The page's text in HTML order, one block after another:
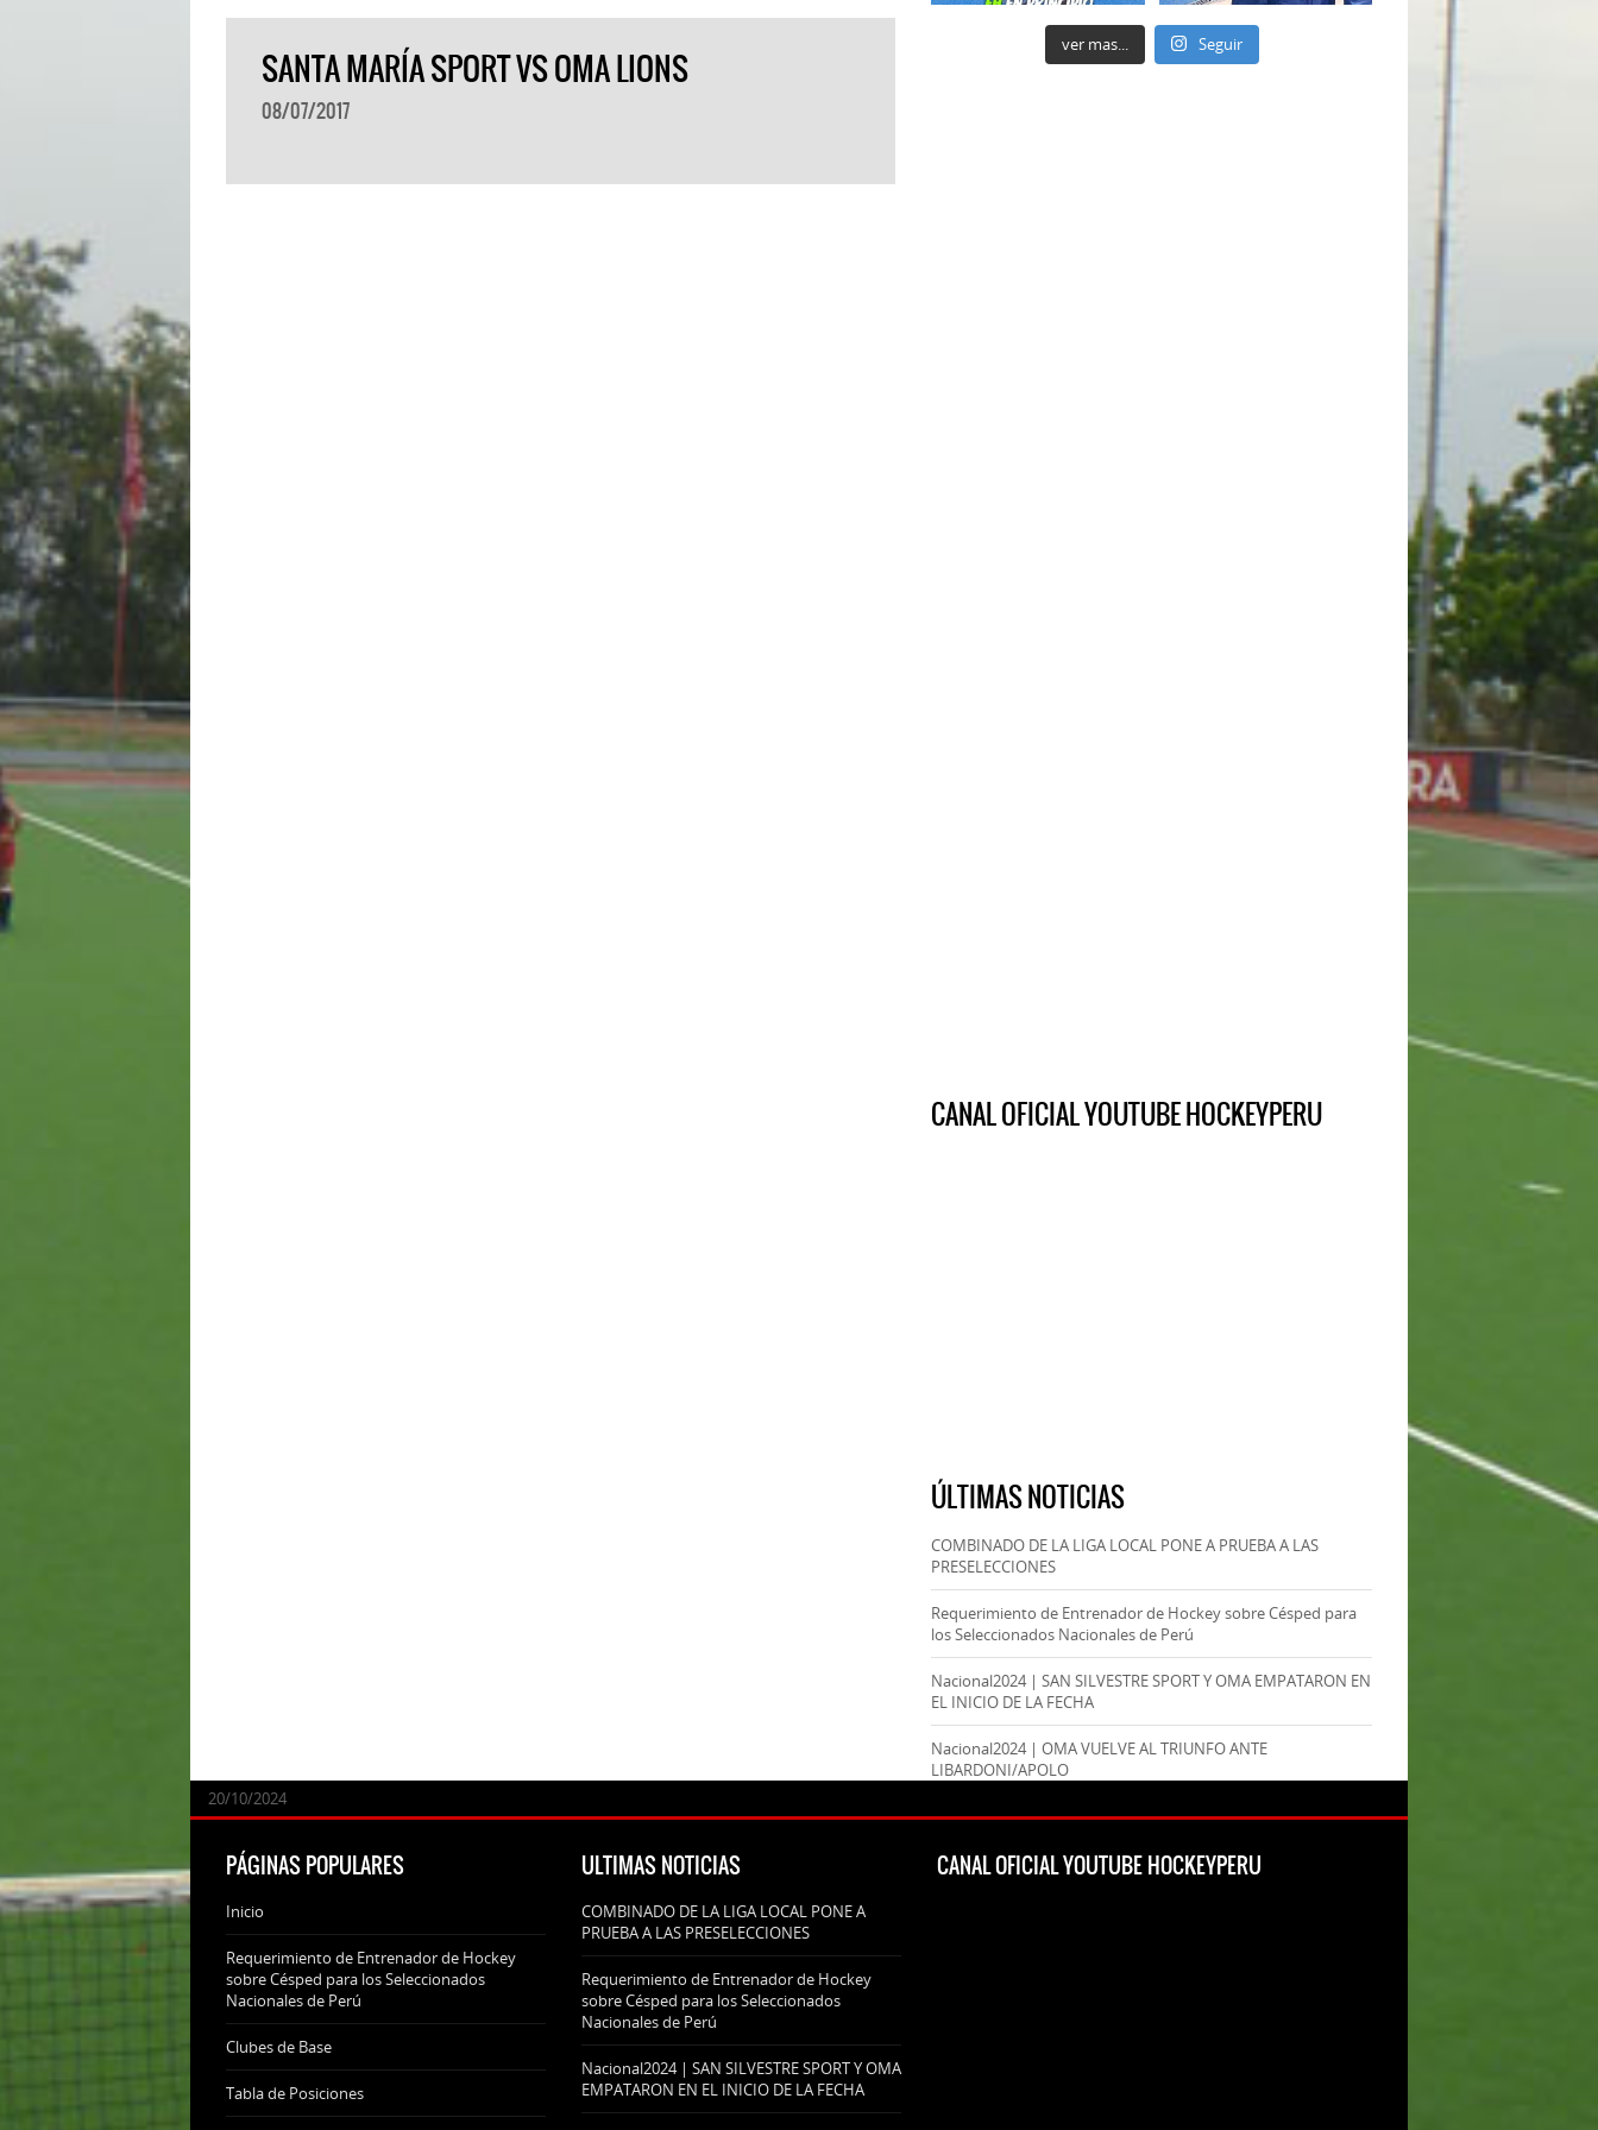
SANTA MARÍA SPORT VS OMA LIONS
08/07/2017
ver mas... Seguir
CANAL OFICIAL YOUTUBE HOCKEYPERU
ÚLTIMAS NOTICIAS
COMBINADO DE LA LIGA LOCAL PONE A PRUEBA A LAS
PRESELECCIONES
24/09/2025
Requerimiento de Entrenador de Hockey sobre Césped para
los Seleccionados Nacionales de Perú
07/11/2024
Nacional2024 | SAN SILVESTRE SPORT Y OMA EMPATARON EN
EL INICIO DE LA FECHA
20/10/2024
Nacional2024 | OMA VUELVE AL TRIUNFO ANTE
LIBARDONI/APOLO
20/10/2024
PÁGINAS POPULARES
Inicio
Requerimiento de Entrenador de Hockey
sobre Césped para los Seleccionados
Nacionales de Perú
Clubes de Base
Tabla de Posiciones
ULTIMAS NOTICIAS
COMBINADO DE LA LIGA LOCAL PONE A
PRUEBA A LAS PRESELECCIONES
Requerimiento de Entrenador de Hockey
sobre Césped para los Seleccionados
Nacionales de Perú
Nacional2024 | SAN SILVESTRE SPORT Y OMA
EMPATARON EN EL INICIO DE LA FECHA
CANAL OFICIAL YOUTUBE HOCKEYPERU